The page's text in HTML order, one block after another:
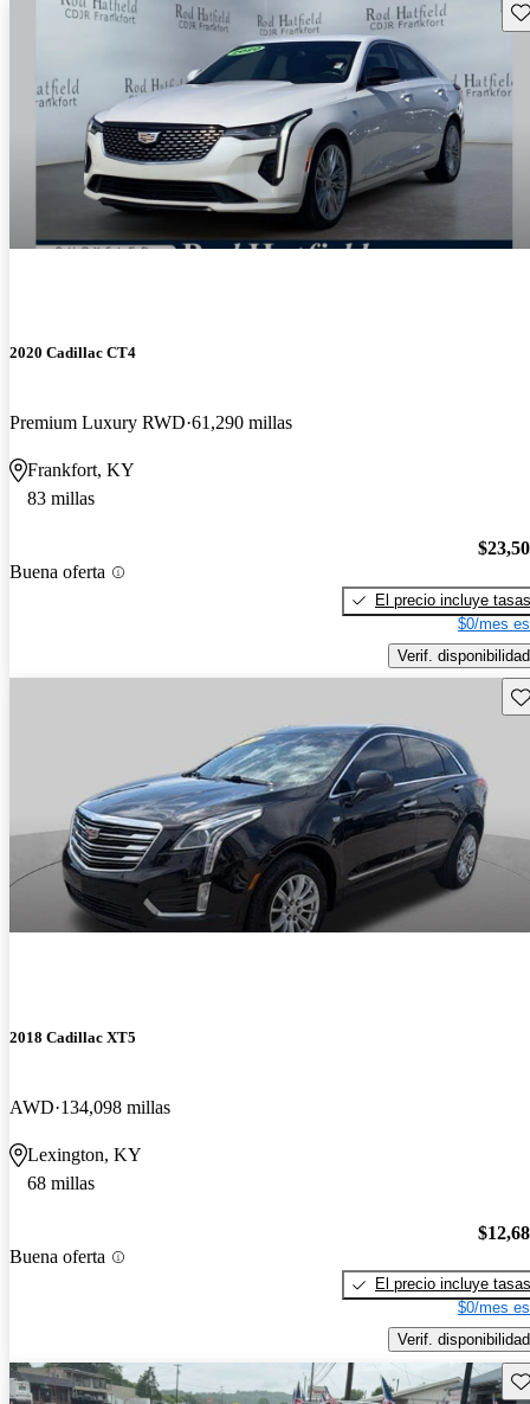
2020 Cadillac CT4
Premium Luxury RWD 61,290 millas
Frankfort, KY
83 millas
Buena oferta
El precio incluye tasas
$0/mes
Verif. disponibilidad
2018 Cadillac XT5
AWD 134,098 millas
Lexington, KY
68 millas
Buena oferta
El precio incluye tasas
$0/mes
Verif. disponibilidad